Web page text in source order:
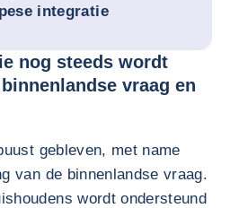
integratie
nog steeds wordt
vraag en
gebleven, met name
van de binnenlandse vraag.
wordt ondersteund